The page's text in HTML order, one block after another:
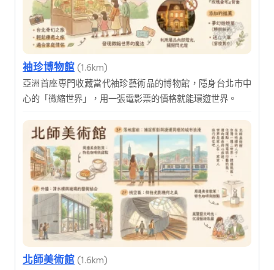
袖珍博物館 (1.6km)
亞洲首座專門收藏當代袖珍藝術品的博物館，隱身台北市中
心的「微縮世界」，用一張電影票的價格就能環遊世界。
北師美術館 (1.6km)